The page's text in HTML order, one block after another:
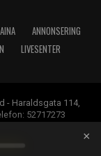
ANNONSERING
LIVESENTER
- Haraldsgata 114,
52717273
×